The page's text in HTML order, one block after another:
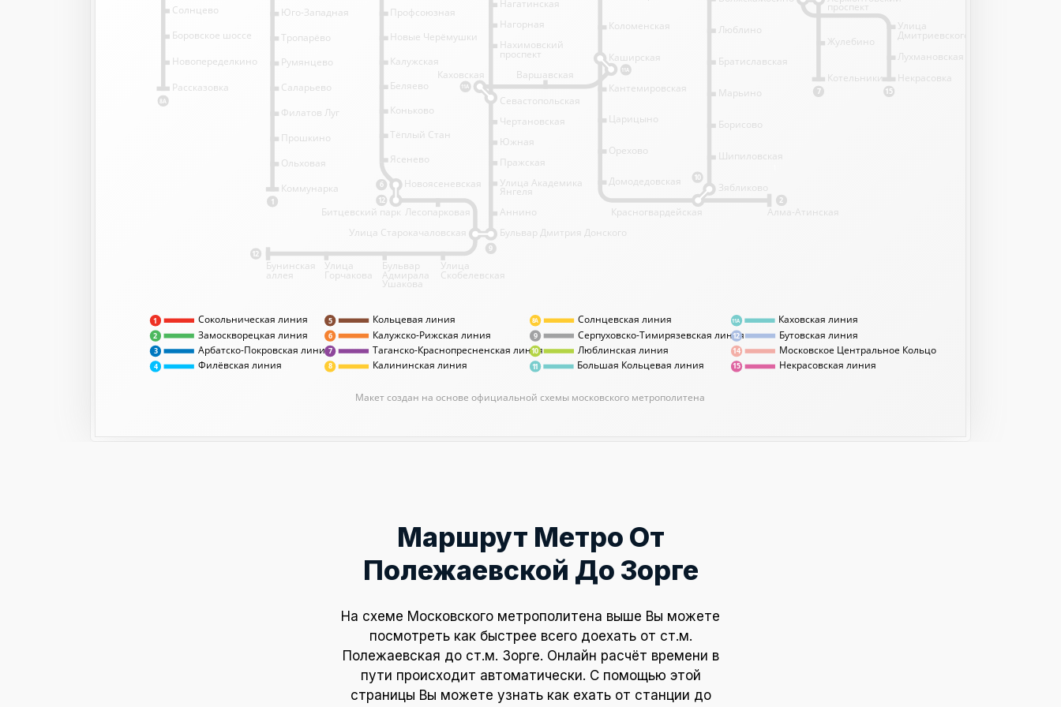
Сокольническая линия
Замоскворецкая линия
Арбатско-Покровская линия
Филёвская линия
Кольцевая линия
Калужско-Рижская линия
Таганско-Краснопресненская линия
Калининская линия
Солнцевская линия
Серпуховско-Тимирязевская линия
Люблинская линия
Каховская линия
Бутовская линия
Московское Центральное Кольцо
Макет создан на основе официальной схемы московского метрополитена
2
3
11А
Большая Кольцевая линия
8
9
10
7
6 12
8А
11
14
5
4
1
15 Некрасовская линия
7
2
10
11А
11А
9
6
12
12
1
8А
15
Профсоюзная
Новые Черёмушки
Калужская
Беляево
Коньково
Тёплый Стан
Ясенево
Новоясеневская
Нагатинская
Нагорная
Нахимовский
проспект
Севастопольская
Чертановская
Южная
Пражская
Улица Академика
Янгеля
проспект
Жулебино
Котельники
Люблино
Братиславская
Марьино
Борисово
Шипиловская
Зябликово
Коломенская
Каширская
Кантемировская
Царицыно
Орехово
Домодедовская
Красногвардейская Алма-Атинская
Аннино
Бульвар Дмитрия Донского
Саларьево
Румянцево
Тропарёво
Юго-Западная
Варшавская
Битцевский парк Лесопарковая
Улица Старокачаловская
Улица
Скобелевская
Бульвар
Адмирала
Ушакова
Улица
Горчакова
Бунинская
аллея
Каховская
Рассказовка
Новопеределкино
Боровское шоссе
Солнцево
Улица
Дмитриевского
Лухмановская
Некрасовка
Филатов Луг
Прошкино
Ольховая
Коммунарка
Маршрут Метро От
Полежаевской До Зорге
На схеме Московского метрополитена выше Вы можете
посмотреть как быстрее всего доехать от ст.м.
Полежаевская до ст.м. Зорге. Онлайн расчёт времени в
пути происходит автоматически. С помощью этой
страницы Вы можете узнать как ехать от станции до